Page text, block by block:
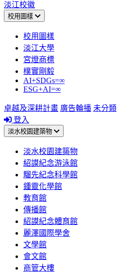
淡江校徽
校用圖樣
校用圖樣
淡江大學
宮燈商標
樸實剛毅
AI+SDGs=∞
ESG+AI=∞
卓越及深耕計畫 廣告輪播 未分類
登入
淡水校園建築物
淡水校園建築物
紹謨紀念游泳館
騮先紀念科學館
鍾靈化學館
教育館
傳播館
紹謨紀念體育館
麗澤國際學舍
文學館
會文館
商管大樓